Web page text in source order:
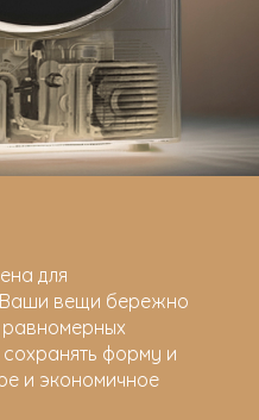
для
вещи бережно
форму и
и экономичное